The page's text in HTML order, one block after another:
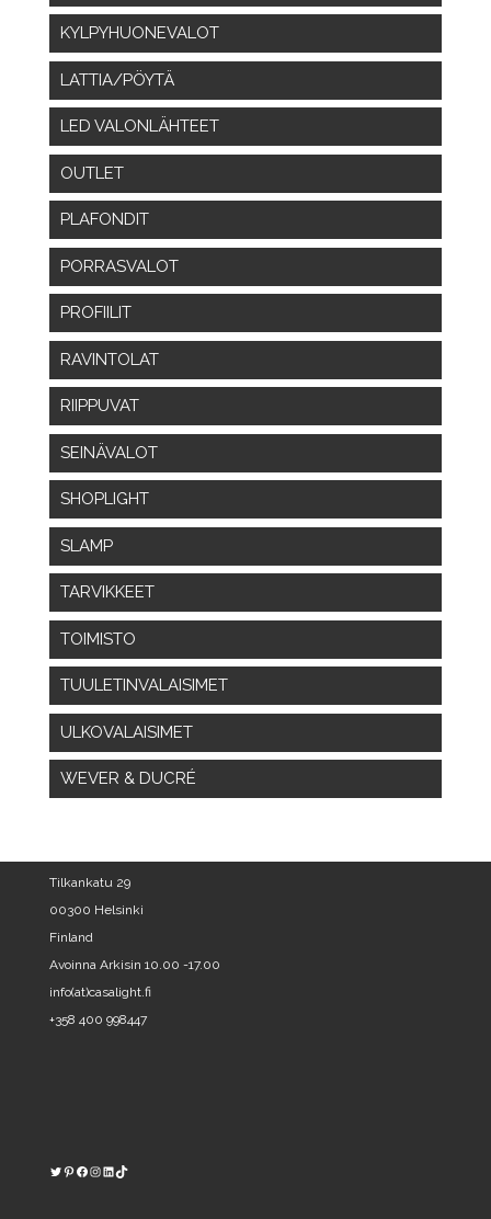
KYLPYHUONEVALOT
LATTIA/PÖYTÄ
LED VALONLÄHTEET
OUTLET
PLAFONDIT
PORRASVALOT
PROFIILIT
RAVINTOLAT
RIIPPUVAT
SEINÄVALOT
SHOPLIGHT
SLAMP
TARVIKKEET
TOIMISTO
TUULETINVALAISIMET
ULKOVALAISIMET
WEVER & DUCRÉ
Tilkankatu 29
00300 Helsinki
Finland
Avoinna Arkisin 10.00 -17.00
info(at)casalight.fi
+358 400 998447
Twitter
Pinterest
https://www.facebook.com/kodinvalaisin/
Instagram
LinkedIn
TikTok